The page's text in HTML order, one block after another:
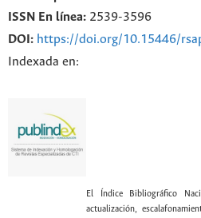
ISSN En línea: 2539-3596
DOI: https://doi.org/10.15446/
Indexada en:
El Índice Bibliográfico
actualización,